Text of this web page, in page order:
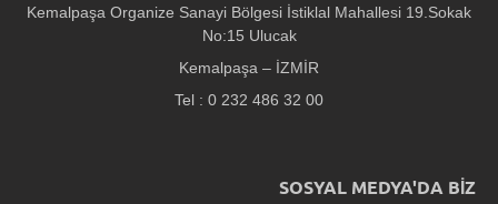
Kemalpaşa Organize Sanayi Bölgesi İstiklal Mahallesi 19.Sokak
No:15 Ulucak
Kemalpaşa – İZMİR
Tel : 0 232 486 32 00
SOSYAL MEDYA'DA BİZ